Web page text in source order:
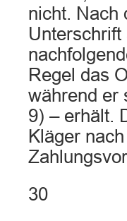
nicht. Nach
Unterschrift
Regel das
während er
9) – erhält.
Kläger
30